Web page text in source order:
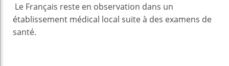
Le Français reste en observation dans un
établissement médical local suite à des examens de
santé.